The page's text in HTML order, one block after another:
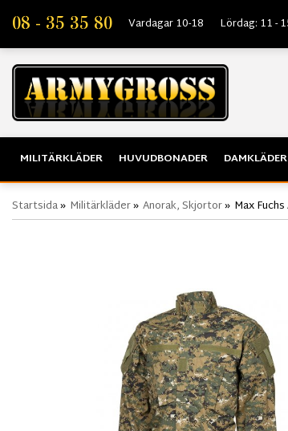
08 - 35 35 80 Vardagar 10-18 Lördag: 11 -
MILITÄRKLÄDER
HUVUDBONADER DAMKLÄDER
Startsida» Militärkläder» Anorak, Skjortor» Max